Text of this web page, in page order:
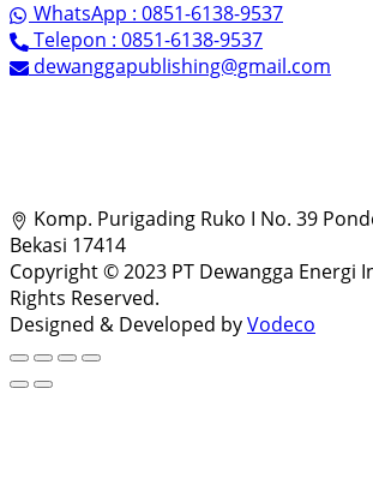
WhatsApp : 0851-6138-9537
Telepon : 0851-6138-9537
dewanggapublishing@gmail.com
Komp. Purigading Ruko I No. 39
Bekasi 17414
Copyright © 2023 PT Dewangga Energi
Rights Reserved.
Designed & Developed byVodeco